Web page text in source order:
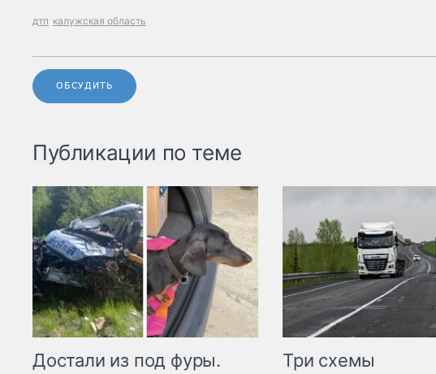
дтп калужская область
ОБСУДИТЬ
Публикации по теме
Достали из под фуры.
Три схемы